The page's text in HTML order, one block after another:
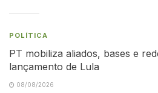
POLÍTICA
PT mobiliza aliados, bases e
lançamento de Lula
08/08/2026